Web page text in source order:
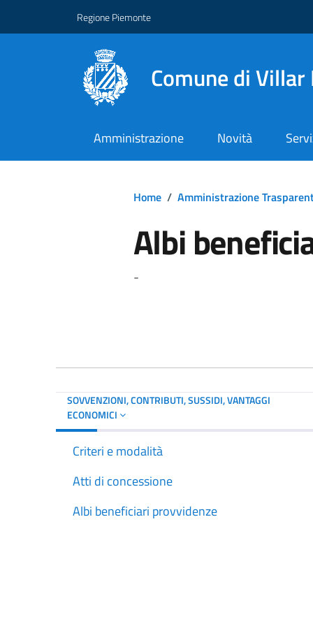
Regione Piemonte
Comune di Villar
Amministrazione Novità
Home / Amministrazione
Albi
-
SOVVENZIONI, CONTRIBUTI, SUSSIDI, VANTAGGI
ECONOMICI
Criteri e modalità
Atti di concessione
Albi beneficiari provvidenze